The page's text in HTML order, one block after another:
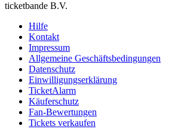
ticketbande B.V.
Hilfe
Kontakt
Impressum
Allgemeine Geschäftsbedingungen
Datenschutz
Einwilligungserklärung
TicketAlarm
Käuferschutz
Fan-Bewertungen
Tickets verkaufen